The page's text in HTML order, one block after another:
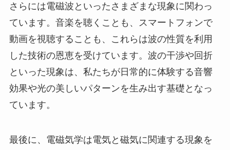
さらには電磁波といったさまざまな現象に関わっ
ています。音楽を聴くことも、スマートフォンで
動画を視聴することも、これらは波の性質を利用
した技術の恩恵を受けています。波の干渉や回折
といった現象は、私たちが日常的に体験する音響
効果や光の美しいパターンを生み出す基礎となっ
ています。
最後に、電磁気学は電気と磁気に関連する現象を